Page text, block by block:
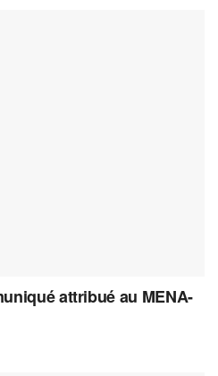
attribué au MENA-